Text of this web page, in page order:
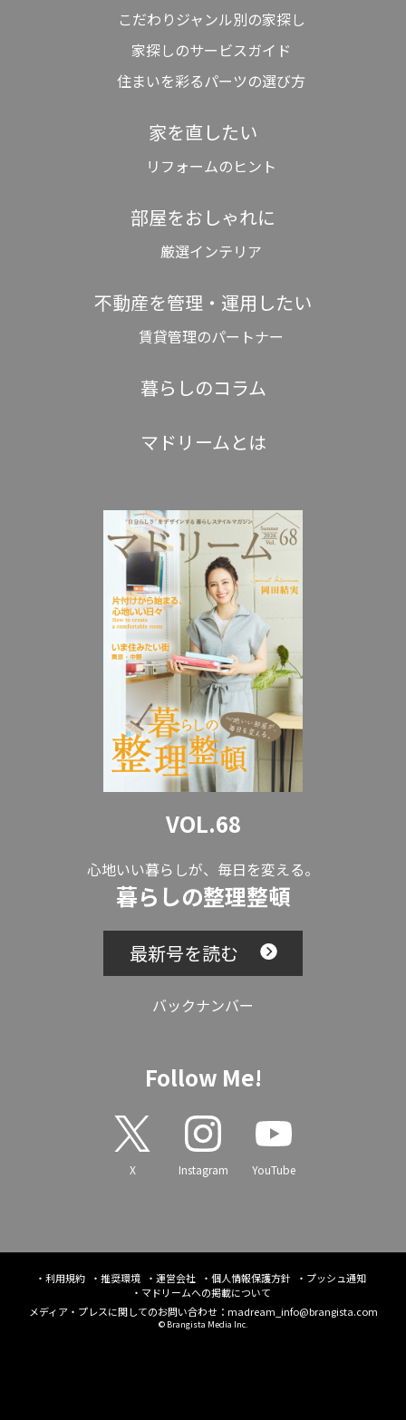
こだわりジャンル別の家探し
家探しのサービスガイド
住まいを彩るパーツの選び方
家を直したい
リフォームのヒント
部屋をおしゃれに
厳選インテリア
不動産を管理・運用したい
賃貸管理のパートナー
暮らしのコラム
マドリームとは
VOL.68
心地いい暮らしが、毎日を変える。
暮らしの整理整頓
最新号を読む
バックナンバー
Follow Me!
X Instagram YouTube
利用規約 推奨環境 運営会社 個人情報保護方針
プッシュ通知
マドリームへの掲載について
メディア・プレスに関してのお問い合わせ： madream_info@brangista.com
© Brangista Media Inc.